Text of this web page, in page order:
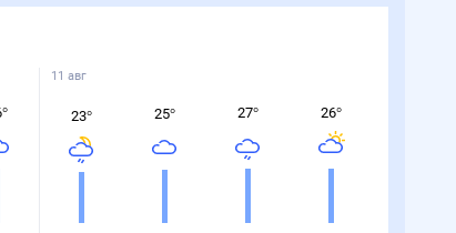
°
11 авг
23° 25° 27° 26°